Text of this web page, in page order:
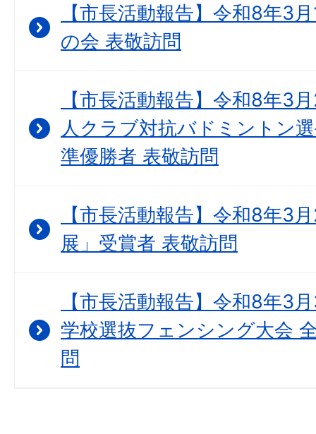
【市長活動報告】令和8年3
の会 表敬訪問
【市長活動報告】令和8年3
人クラブ対抗バドミントン
準優勝者 表敬訪問
【市長活動報告】令和8年3
展」受賞者 表敬訪問
【市長活動報告】令和8年3
学校選抜フェンシング大会
問